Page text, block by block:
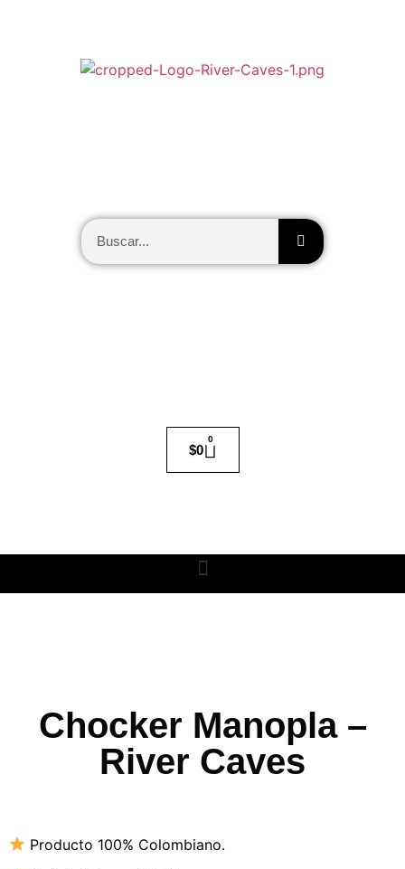
$0
0
Chocker Manopla –
River Caves
Producto 100% Colombiano.